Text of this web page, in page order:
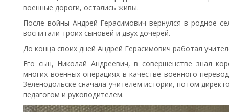
военные дороги, остались живы.
После войны Андрей Герасимович вернулся в родное
воспитали троих сыновей и двух дочерей.
До конца своих дней Андрей Герасимович работал
Его сын, Николай Андреевич, в совершенстве знал
многих военных операциях в качестве военного
Зеленодольске сначала учителем истории, потом
педагогом и руководителем.